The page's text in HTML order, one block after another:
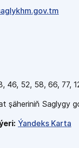
46, 52, 58, 66, 77,
şäheriniň Saglygy
Ýandeks Karta